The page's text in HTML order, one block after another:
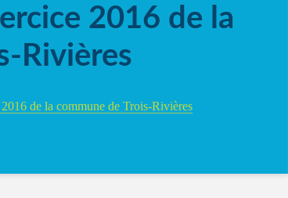
2016 de la
Rivières
de la commune de Trois-Rivières